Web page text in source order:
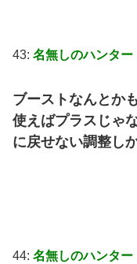
43: 名無しのハンター
ブーストなんとか
使えばプラスじゃ
に戻せない調整し
44: 名無しのハンター